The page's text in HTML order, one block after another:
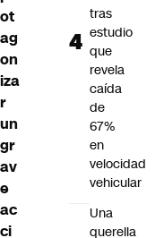
ot
ag
on
iza
r
un
gr
av
e
ac
ci
tras
estudio
que
revela
caída
de
67%
en
velocidad
vehicular
Una
querella